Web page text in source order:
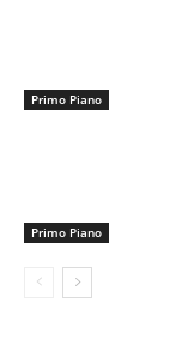
Primo Piano
Primo Piano